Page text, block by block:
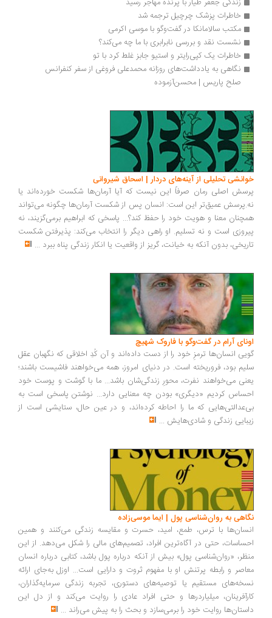
خاطرات پزشک چرچیل ترجمه شد
مکتب سالامانکا در گفت‌وگو با موسی اکرمی
نشست نقد و بررسی نابرابری با ما چه می‌کند؟
خاطرات یک کپی‌رایتر و استیو جابز غلط کرد با تو
نگاهی به یادداشت‌های روزانه محمد‌علی فروغی از سفر کنفرانس
صلح پاریس | محسن‌آزموده
تحلیلی از آینه‌های دردار | اسحاق شیروانی
اصلی رمان صرفاً این نیست که آیا آرمان‌ها شکست خورده‌اند یا
عمیق‌تر این است: انسان پس از شکست آرمان‌ها چگونه می‌تواند
معنا و هویت خود را حفظ کند؟... پاسخی که ابراهیم برمی‌گزیند، نه
است و نه تسلیم. او راهی دیگر را انتخاب می‌کند: پذیرفتن شکست
بدون آنکه به خیانت، گریز از واقعیت یا انکار زندگی پناه ببرد...
آرام در گفت‌وگو با فاروک شهیچ‭
انسان‌ها ترمزِ خود را از دست داده‌اند و آن کُدِ اخلاقی که نگهبان عقل
بود، فروریخته است. در دنیای امروز، همه می‌خواهند فاشیست باشند؛
می‌خواهند نفرت، محورِ زندگی‌شان باشد... ما با گوشت و پوست خود
کردیم «دیگری» بودن چه معنایی دارد... نوشتن پاسخی است به
که ما را احاطه کرده‌اند، و در عین حال، ستایشی است از
زندگی و شادی‌هایش...
به روان‌شناسی پول | ایما موسی‌زاده
با ترس، طمع، امید، حسرت و مقایسه زندگی می‌کنند و همین
حتی در آگاه‌ترین افراد، تصمیم‌های مالی را شکل می‌دهد. از این
«روان‌شناسی پول» بیش از آنکه درباره پول باشد، کتابی درباره انسان
و رابطه پرتنش او با مفهوم ثروت و دارایی است... اوزل به‌جای ارائه
مستقیم یا توصیه‌های دستوری، تجربه زندگی سرمایه‌گذاران،
میلیاردرها و حتی افراد عادی را روایت می‌کند و از دل این
روایت خود را برمی‌سازد و بحث را به پیش می‌راند ...